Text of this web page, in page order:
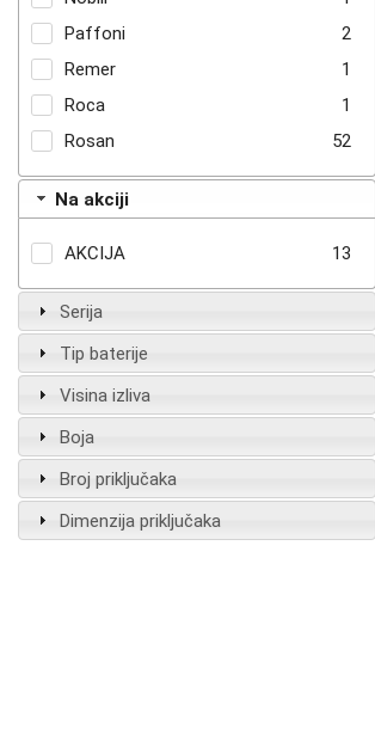
Paffoni
2
Remer
1
Roca
1
Rosan
52
Na akciji
AKCIJA 13
Serija
Tip baterije
Visina izliva
Boja
Broj priključaka
Dimenzija priključaka